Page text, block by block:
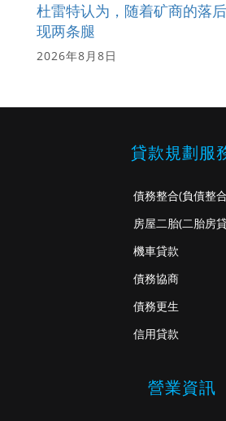
杜雷特认为，随着矿商的落
现两条腿
2026年8月8日
貸款規劃服
債務整合(負債整
房屋二胎(二胎房
機車貸款
債務協商
債務更生
信用貸款
營業資訊